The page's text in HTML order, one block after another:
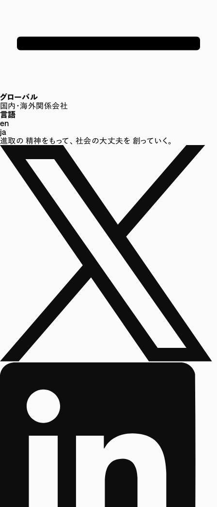
グローバル
国内・海外関係会社
言語
en
ja
進取の 精神をもって、 社会の大丈夫を 創っていく。